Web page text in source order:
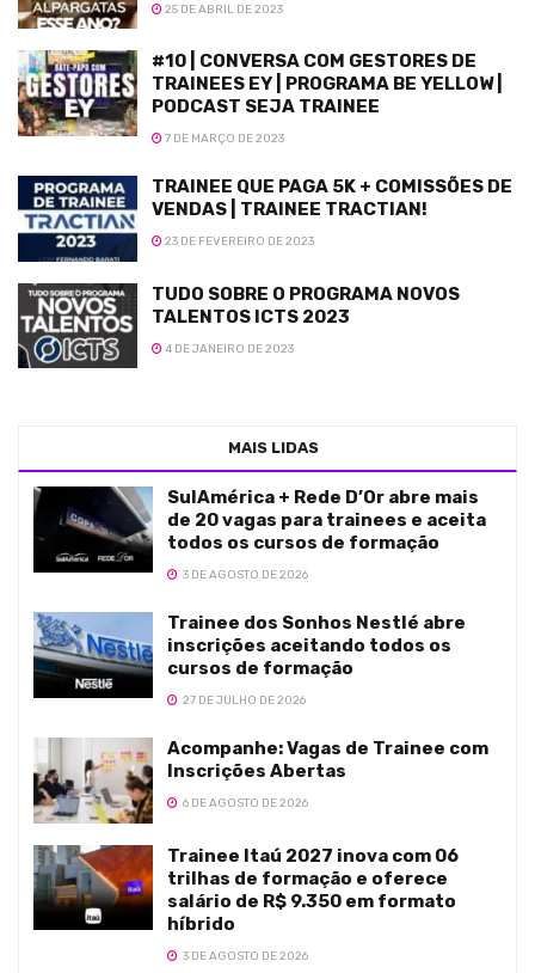
25 DE ABRIL DE 2023
#10 | CONVERSA COM GESTORES DE
TRAINEES EY | PROGRAMA BE YELLOW |
PODCAST SEJA TRAINEE
7 DE MARÇO DE 2023
TRAINEE QUE PAGA 5K + COMISSÕES DE
VENDAS | TRAINEE TRACTIAN!
23 DE FEVEREIRO DE 2023
TUDO SOBRE O PROGRAMA NOVOS
TALENTOS ICTS 2023
4 DE JANEIRO DE 2023
MAIS LIDAS
SulAmérica + Rede D’Or abre mais
de 20 vagas para trainees e aceita
todos os cursos de formação
3 DE AGOSTO DE 2026
Trainee dos Sonhos Nestlé abre
inscrições aceitando todos os
cursos de formação
27 DE JULHO DE 2026
Acompanhe: Vagas de Trainee com
Inscrições Abertas
6 DE AGOSTO DE 2026
Trainee Itaú 2027 inova com 06
trilhas de formação e oferece
salário de R$ 9.350 em formato
híbrido
3 DE AGOSTO DE 2026